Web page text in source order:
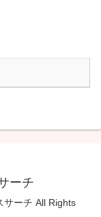
ーチ
ーチ All Rights